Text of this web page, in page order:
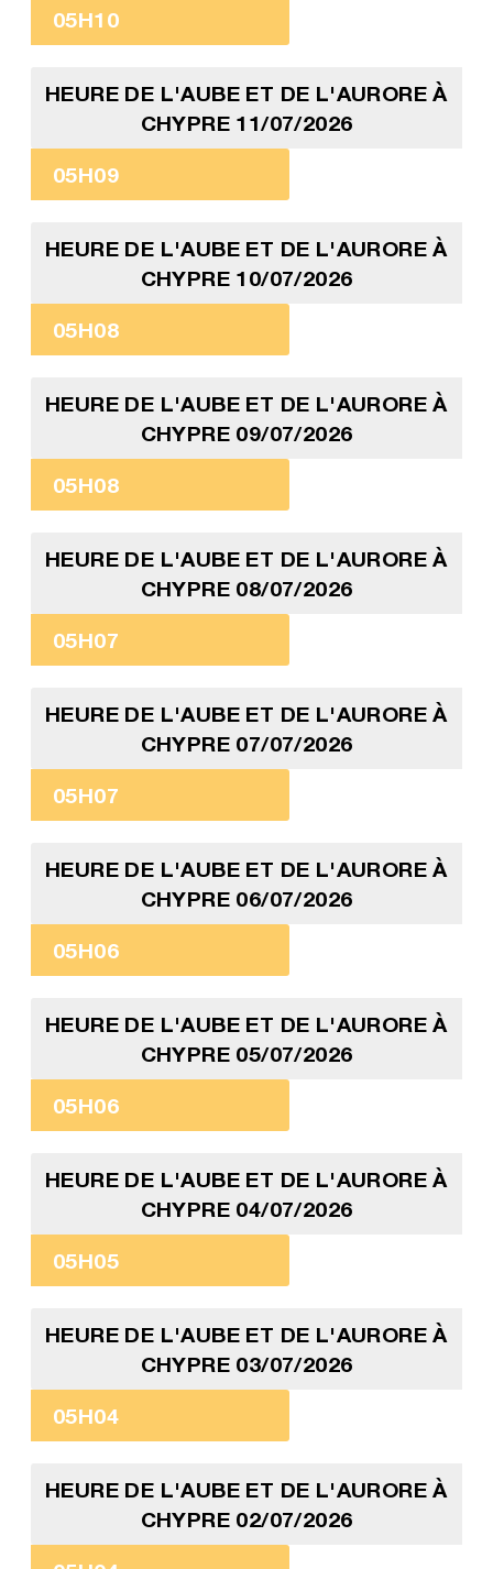
05H10
HEURE DE L'AUBE ET DE L'AURORE À
CHYPRE 11/07/2026
05H09
HEURE DE L'AUBE ET DE L'AURORE À
CHYPRE 10/07/2026
05H08
HEURE DE L'AUBE ET DE L'AURORE À
CHYPRE 09/07/2026
05H08
HEURE DE L'AUBE ET DE L'AURORE À
CHYPRE 08/07/2026
05H07
HEURE DE L'AUBE ET DE L'AURORE À
CHYPRE 07/07/2026
05H07
HEURE DE L'AUBE ET DE L'AURORE À
CHYPRE 06/07/2026
05H06
HEURE DE L'AUBE ET DE L'AURORE À
CHYPRE 05/07/2026
05H06
HEURE DE L'AUBE ET DE L'AURORE À
CHYPRE 04/07/2026
05H05
HEURE DE L'AUBE ET DE L'AURORE À
CHYPRE 03/07/2026
05H04
HEURE DE L'AUBE ET DE L'AURORE À
CHYPRE 02/07/2026